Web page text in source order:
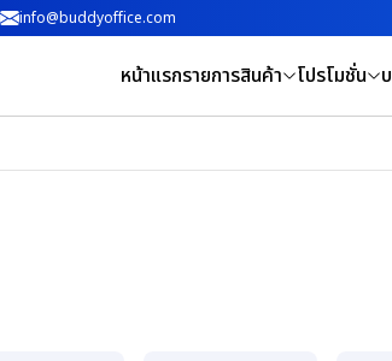
info@buddyoffice.com
หน้าแรกรายการสินค้า โปรโมชั่น